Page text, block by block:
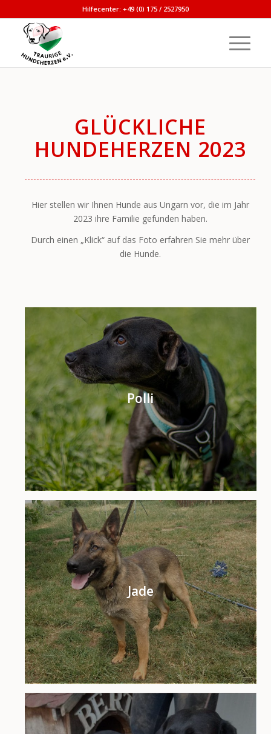
Hilfecenter: +49 (0) 175 / 2527950
GLÜCKLICHE
HUNDEHERZEN 2023
Hier stellen wir Ihnen Hunde aus Ungarn vor, die im Jahr
2023 ihre Familie gefunden haben.
Durch einen „Klick“ auf das Foto erfahren Sie mehr über
die Hunde.
Polli
Jade